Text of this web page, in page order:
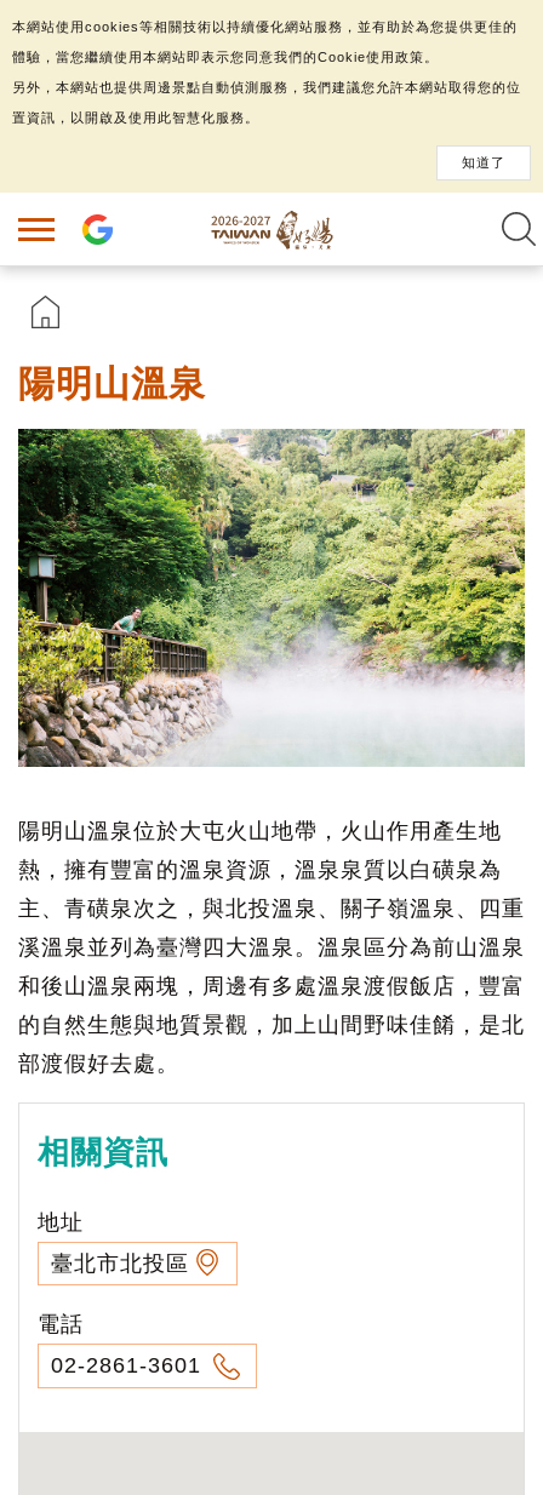
陽明山溫泉
陽明山溫泉位於大屯火山地帶，火山作用產生地
熱，擁有豐富的溫泉資源，溫泉泉質以白磺泉為
主、青磺泉次之，與北投溫泉、關子嶺溫泉、四重
溪溫泉並列為臺灣四大溫泉。溫泉區分為前山溫泉
和後山溫泉兩塊，周邊有多處溫泉渡假飯店，豐富
的自然生態與地質景觀，加上山間野味佳餚，是北
部渡假好去處。
相關資訊
地址
臺北市北投區
電話
02-2861-3601
本網站使用cookies等相關技術以持續優化網站服務，並有助於為您提供更佳的
體驗，當您繼續使用本網站即表示您同意我們的Cookie使用政策。
另外，本網站也提供周邊景點自動偵測服務，我們建議您允許本網站取得您的位
置資訊，以開啟及使用此智慧化服務。
知道了